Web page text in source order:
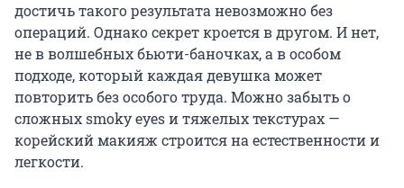
достичь такого результата невозможно без
операций. Однако секрет кроется в другом. И нет,
не в волшебных бьюти-баночках, а в особом
подходе, который каждая девушка может
повторить без особого труда. Можно забыть о
сложных smoky eyes и тяжелых текстурах —
корейский макияж строится на естественности и
легкости.